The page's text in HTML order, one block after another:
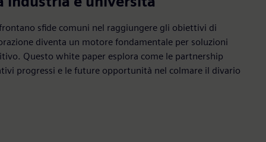
sfide comuni nel raggiungere gli obiettivi di
diventa un motore fondamentale per soluzioni
Questo white paper esplora come le partnership
progressi e le future opportunità nel colmare il divario